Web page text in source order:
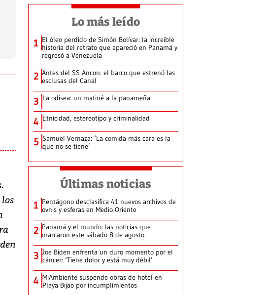
Lo más leído
1 El óleo perdido de Simón Bolívar: la increíble
historia del retrato que apareció en Panamá y
regresó a Venezuela
2 Antes del SS Ancon: el barco que estrenó las
esclusas del Canal
3 La odisea: un matiné a la panameña
4 Etnicidad, estereotipo y criminalidad
5 Samuel Vernaza: ‘La comida más cara es la
que no se tiene’
Últimas noticias
1 Pentágono desclasifica 41 nuevos archivos de
ovnis y esferas en Medio Oriente
2 Panamá y el mundo: las noticias que
marcaron este sábado 8 de agosto
3 Joe Biden enfrenta un duro momento por el
cáncer: ‘Tiene dolor y está muy débil’
4 MiAmbiente suspende obras de hotel en
Playa Bijao por incumplimientos